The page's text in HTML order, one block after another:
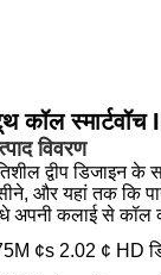
स्मार्टवॉच
विवरण
द्वीप डिजाइन
और यहां तक कि
अपनी कलाई से कॉल
¢s 2.02 ¢ HD